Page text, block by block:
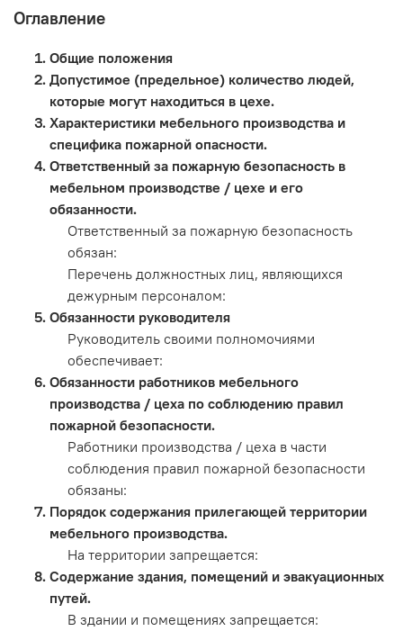
Оглавление
Общие положения
Допустимое (предельное) количество людей,
которые могут находиться в цехе.
Характеристики мебельного производства и
специфика пожарной опасности.
Ответственный за пожарную безопасность в
мебельном производстве / цехе и его
обязанности.
Ответственный за пожарную безопасность
обязан:
Перечень должностных лиц, являющихся
дежурным персоналом:
Обязанности руководителя
Руководитель своими полномочиями
обеспечивает:
Обязанности работников мебельного
производства / цеха по соблюдению правил
пожарной безопасности.
Работники производства / цеха в части
соблюдения правил пожарной безопасности
обязаны:
Порядок содержания прилегающей территории
мебельного производства.
На территории запрещается:
Содержание здания, помещений и эвакуационных
путей.
В здании и помещениях запрещается: